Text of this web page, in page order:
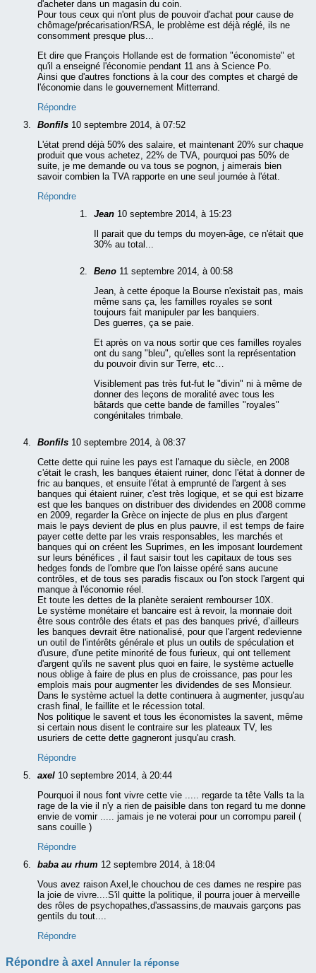
d'acheter dans un magasin du coin.
Pour tous ceux qui n'ont plus de pouvoir d'achat pour cause de
chômage/précarisation/RSA, le problème est déjà réglé, ils ne
consomment presque plus...
Et dire que François Hollande est de formation "économiste" et
qu'il a enseigné l'économie pendant 11 ans à Science Po.
Ainsi que d'autres fonctions à la cour des comptes et chargé de
l'économie dans le gouvernement Mitterrand.
Répondre
Bonfils 10 septembre 2014, à 07:52
L'état prend déjà 50% des salaire, et maintenant 20% sur chaque
produit que vous achetez, 22% de TVA, pourquoi pas 50% de
suite, je me demande ou va tous se pognon, j aimerais bien
savoir combien la TVA rapporte en une seul journée à l'état.
Répondre
Jean 10 septembre 2014, à 15:23
Il parait que du temps du moyen-âge, ce n'était que
30% au total...
Beno 11 septembre 2014, à 00:58
Jean, à cette époque la Bourse n'existait pas, mais
même sans ça, les familles royales se sont
toujours fait manipuler par les banquiers.
Des guerres, ça se paie.
Et après on va nous sortir que ces familles royales
ont du sang "bleu", qu'elles sont la représentation
du pouvoir divin sur Terre, etc…
Visiblement pas très fut-fut le "divin" ni à même de
donner des leçons de moralité avec tous les
bâtards que cette bande de familles "royales"
congénitales trimbale.
Bonfils 10 septembre 2014, à 08:37
Cette dette qui ruine les pays est l'arnaque du siècle, en 2008
c'était le crash, les banques étaient ruiner, donc l'état à donner de
fric au banques, et ensuite l'état à emprunté de l'argent à ses
banques qui étaient ruiner, c'est très logique, et se qui est bizarre
est que les banques on distribuer des dividendes en 2008 comme
en 2009, regarder la Grèce on injecte de plus en plus d'argent
mais le pays devient de plus en plus pauvre, il est temps de faire
payer cette dette par les vrais responsables, les marchés et
banques qui on créent les Suprimes, en les imposant lourdement
sur leurs bénéfices , il faut saisir tout les capitaux de tous ses
hedges fonds de l'ombre que l'on laisse opéré sans aucune
contrôles, et de tous ses paradis fiscaux ou l'on stock l'argent qui
manque à l'économie réel.
Et toute les dettes de la planète seraient rembourser 10X.
Le système monétaire et bancaire est à revoir, la monnaie doit
être sous contrôle des états et pas des banques privé, d’ailleurs
les banques devrait être nationalisé, pour que l'argent redevienne
un outil de l'intérêts générale et plus un outils de spéculation et
d'usure, d'une petite minorité de fous furieux, qui ont tellement
d'argent qu'ils ne savent plus quoi en faire, le système actuelle
nous oblige à faire de plus en plus de croissance, pas pour les
emplois mais pour augmenter les dividendes de ses Monsieur.
Dans le système actuel la dette continuera à augmenter, jusqu'au
crash final, le faillite et le récession total.
Nos politique le savent et tous les économistes la savent, même
si certain nous disent le contraire sur les plateaux TV, les
usuriers de cette dette gagneront jusqu'au crash.
Répondre
axel 10 septembre 2014, à 20:44
Pourquoi il nous font vivre cette vie ..... regarde ta tête Valls ta la
rage de la vie il n'y a rien de paisible dans ton regard tu me donne
envie de vomir ..... jamais je ne voterai pour un corrompu pareil (
sans couille )
Répondre
baba au rhum 12 septembre 2014, à 18:04
Vous avez raison Axel,le chouchou de ces dames ne respire pas
la joie de vivre....S'il quitte la politique, il pourra jouer à merveille
des rôles de psychopathes,d'assassins,de mauvais garçons pas
gentils du tout....
Répondre
Répondre à axel Annuler la réponse